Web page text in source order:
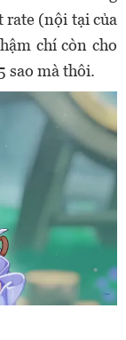
rate (nội tại của
chí còn cho
sao mà thôi.